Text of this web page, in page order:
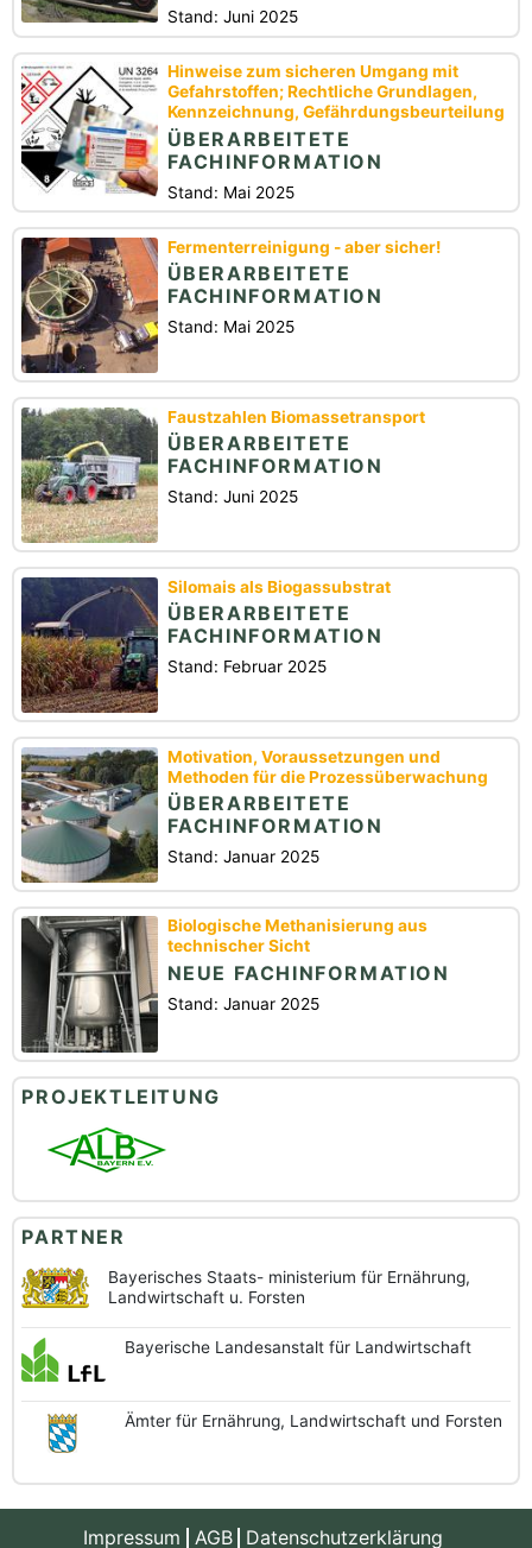
Stand: Juni 2025
Hinweise zum sicheren Umgang mit
Gefahrstoffen; Rechtliche Grundlagen,
Kennzeichnung, Gefährdungsbeurteilung
ÜBERARBEITETE
FACHINFORMATION
Stand: Mai 2025
Fermenterreinigung - aber sicher!
ÜBERARBEITETE
FACHINFORMATION
Stand: Mai 2025
Faustzahlen Biomassetransport
ÜBERARBEITETE
FACHINFORMATION
Stand: Juni 2025
Silomais als Biogassubstrat
ÜBERARBEITETE
FACHINFORMATION
Stand: Februar 2025
Motivation, Voraussetzungen und
Methoden für die Prozessüberwachung
ÜBERARBEITETE
FACHINFORMATION
Stand: Januar 2025
Biologische Methanisierung aus
technischer Sicht
NEUE FACHINFORMATION
Stand: Januar 2025
PROJEKTLEITUNG
PARTNER
Bayerisches Staats- ministerium für Ernährung,
Landwirtschaft u. Forsten
Bayerische Landesanstaltfür Landwirtschaft
Ämter für Ernährung, Landwirtschaft und Forsten
Impressum AGB Datenschutzerklärung